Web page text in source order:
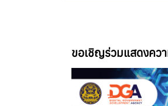
ขอเชิญร่วมแสดงคว